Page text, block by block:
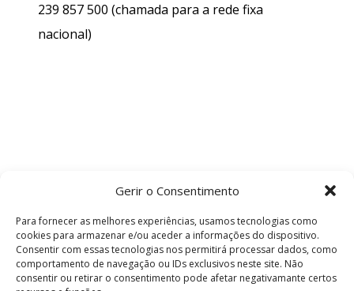
Gerir o Consentimento
Para fornecer as melhores experiências, usamos tecnologias como
cookies para armazenar e/ou aceder a informações do dispositivo.
Consentir com essas tecnologias nos permitirá processar dados, como
comportamento de navegação ou IDs exclusivos neste site. Não
consentir ou retirar o consentimento pode afetar negativamante certos
239 857 500 (chamada para a rede fixa
nacional)